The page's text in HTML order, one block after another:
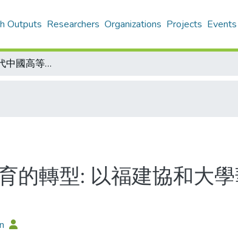
Outputs Researchers Organizations Projects Events
教會大學與近代中國高等教育的轉型: 以福建協和大學華人校長林景潤為個案
的轉型: 以福建協和大